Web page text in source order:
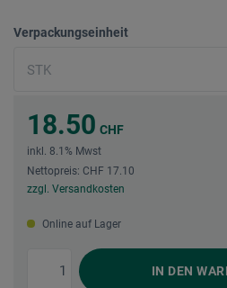
Verpackungseinheit
18.50 CHF
inkl. 8.1% Mwst
Nettopreis: CHF 17.10
zzgl. Versandkosten
Online auf Lager
IN DEN